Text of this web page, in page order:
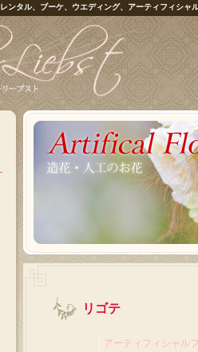
レンタル、ブーケ、ウエディング、アーティフィシャ
リゴテ
アーティフィシャル